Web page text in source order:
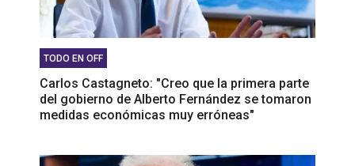
TODO EN OFF
Carlos Castagneto: "Creo que la primera parte
del gobierno de Alberto Fernández se tomaron
medidas económicas muy erróneas"